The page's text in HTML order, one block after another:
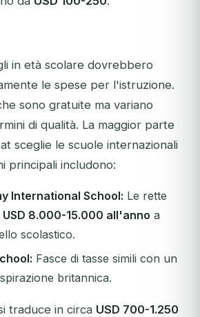
in età scolare dovrebbero
le spese per l'istruzione.
sono gratuite ma variano
di qualità. La maggior parte
sceglie le scuole internazionali
principali includono:
International School: Le rette
USD 8.000-15.000 all'anno a
scolastico.
Fasce di tasse simili con un
britannica.
traduce in circa USD 700-1.250